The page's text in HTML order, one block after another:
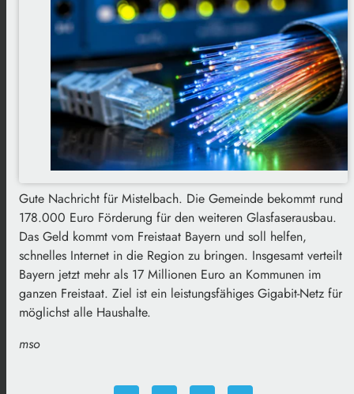
Gute Nachricht für Mistelbach. Die Gemeinde bekommt rund
178.000 Euro Förderung für den weiteren Glasfaserausbau.
Das Geld kommt vom Freistaat Bayern und soll helfen,
schnelles Internet in die Region zu bringen. Insgesamt verteilt
Bayern jetzt mehr als 17 Millionen Euro an Kommunen im
ganzen Freistaat. Ziel ist ein leistungsfähiges Gigabit-Netz für
möglichst alle Haushalte.
mso